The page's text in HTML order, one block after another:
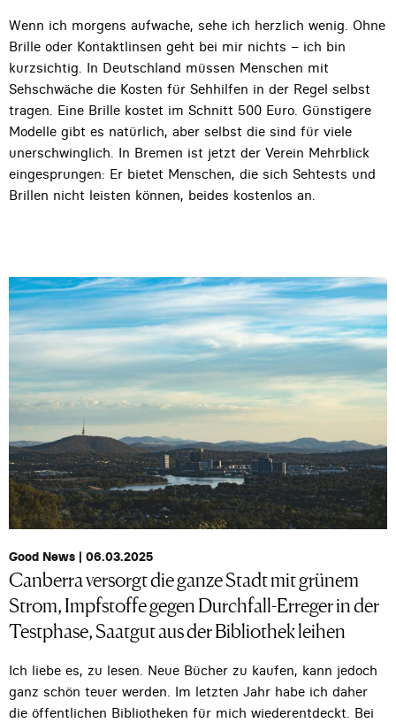
Wenn ich morgens aufwache, sehe ich herzlich wenig. Ohne
Brille oder Kontaktlinsen geht bei mir nichts – ich bin
kurzsichtig. In Deutschland müssen Menschen mit
Sehschwäche die Kosten für Sehhilfen in der Regel selbst
tragen. Eine Brille kostet im Schnitt 500 Euro. Günstigere
Modelle gibt es natürlich, aber selbst die sind für viele
unerschwinglich. In Bremen ist jetzt der Verein Mehrblick
eingesprungen: Er bietet Menschen, die sich Sehtests und
Brillen nicht leisten können, beides kostenlos an.
Good News | 06.03.2025
Canberra versorgt die ganze Stadt mit grünem
Strom, Impfstoffe gegen Durchfall-Erreger in der
Testphase, Saatgut aus der Bibliothek leihen
Ich liebe es, zu lesen. Neue Bücher zu kaufen, kann jedoch
ganz schön teuer werden. Im letzten Jahr habe ich daher
die öffentlichen Bibliotheken für mich wiederentdeckt. Bei